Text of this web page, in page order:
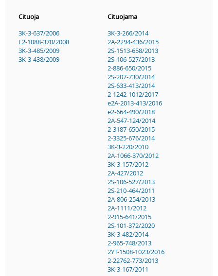
Cituoja
Cituojama
3K-3-637/2006
L2-1088-370/2008
3K-3-485/2009
3K-3-438/2009
3K-3-266/2014
2A-2294-436/2015
2S-1513-658/2013
2S-106-527/2013
2-886-650/2015
2S-207-730/2014
2S-633-413/2014
2-1242-1012/2017
e2A-2013-413/2016
e2-664-490/2018
2A-547-124/2014
2-3187-650/2015
2-3325-676/2014
3K-3-220/2010
2A-1066-370/2012
3K-3-157/2012
2A-427/2012
2S-106-527/2013
2S-210-464/2011
2A-806-254/2013
2A-1111/2012
2-915-641/2015
2S-101-372/2020
3K-3-482/2014
2-965-748/2013
2YT-1508-1023/2016
2-22762-773/2013
3K-3-167/2011